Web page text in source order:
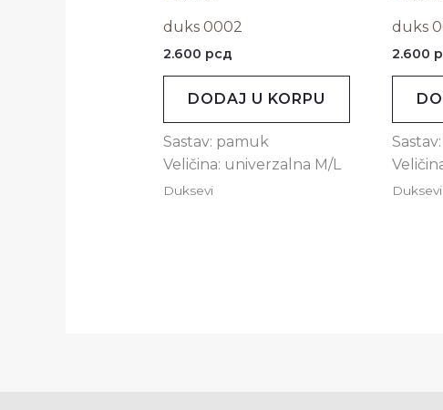
duks 0002
2.600 рсд
DODAJ U KORPU
Sastav: pamuk
Veličina: univerzalna M/L
Duksevi
duks
2.600
Duksevi